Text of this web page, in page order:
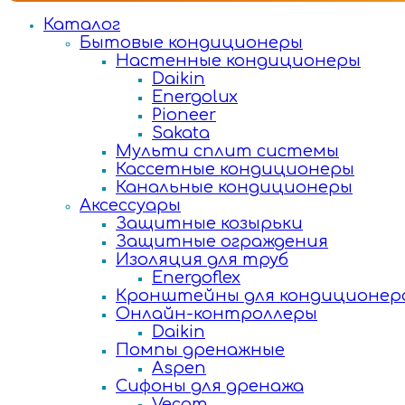
Каталог
Бытовые кондиционеры
Настенные кондиционеры
Daikin
Energolux
Pioneer
Sakata
Мульти сплит системы
Кассетные кондиционеры
Канальные кондиционеры
Аксессуары
Защитные козырьки
Защитные ограждения
Изоляция для труб
Energoflex
Кронштейны для
Онлайн-контроллеры
Daikin
Помпы дренажные
Aspen
Сифоны для дренажа